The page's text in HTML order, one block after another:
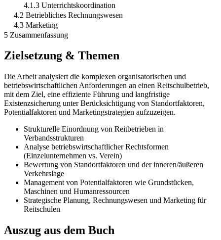
4.1.3 Unterrichtskoordination
4.2 Betriebliches Rechnungswesen
4.3 Marketing
5 Zusammenfassung
Zielsetzung & Themen
Die Arbeit analysiert die komplexen organisatorischen und
betriebswirtschaftlichen Anforderungen an einen Reitschulbetrieb,
mit dem Ziel, eine effiziente Führung und langfristige
Existenzsicherung unter Berücksichtigung von Standortfaktoren,
Potentialfaktoren und Marketingstrategien aufzuzeigen.
Strukturelle Einordnung von Reitbetrieben in
Verbandsstrukturen
Analyse betriebswirtschaftlicher Rechtsformen
(Einzelunternehmen vs. Verein)
Bewertung von Standortfaktoren und der inneren/äußeren
Verkehrslage
Management von Potentialfaktoren wie Grundstücken,
Maschinen und Humanressourcen
Strategische Planung, Rechnungswesen und Marketing für
Reitschulen
Auszug aus dem Buch